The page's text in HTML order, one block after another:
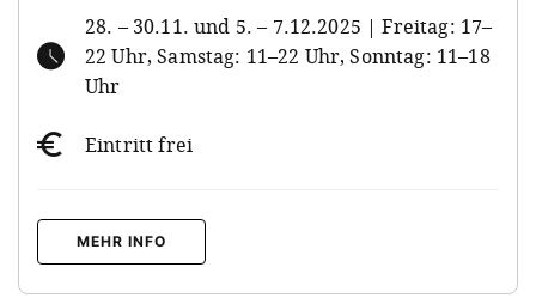
28. – 30.11. und 5. – 7.12.2025 | Freitag: 17–
22 Uhr, Samstag: 11–22 Uhr, Sonntag: 11–18
Uhr
Eintritt frei
MEHR INFO